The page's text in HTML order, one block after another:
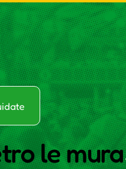
le mura